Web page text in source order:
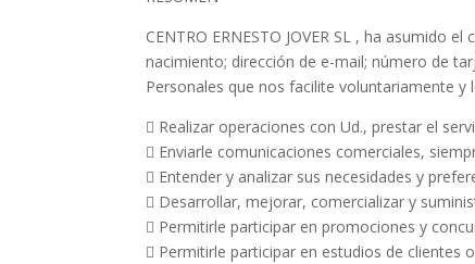
CENTRO ERNESTO JOVER SL , ha
nacimiento; dirección de e-mail; número de
Personales que nos facilite voluntariamente
 Realizar operaciones con Ud., prestar el
 Enviarle comunicaciones comerciales,
 Entender y analizar sus necesidades y
 Desarrollar, mejorar, comercializar y
 Permitirle participar en promociones y
 Permitirle participar en estudios de clientes